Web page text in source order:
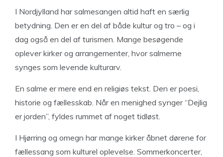
I Nordjylland har salmesangen altid haft en særlig
betydning. Den er en del af både kultur og tro – og i
dag også en del af turismen. Mange besøgende
oplever kirker og arrangementer, hvor salmerne
synges som levende kulturarv.
En salme er mere end en religiøs tekst. Den er poesi,
historie og fællesskab. Når en menighed synger “Dejlig
er jorden”, fyldes rummet af noget tidløst.
I Hjørring og omegn har mange kirker åbnet dørene for
fællessang som kulturel oplevelse. Sommerkoncerter,